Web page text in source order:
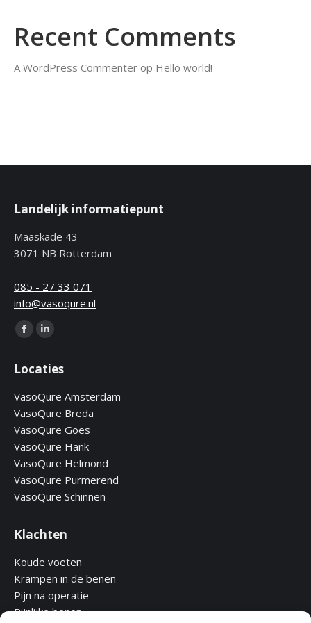
Recent Comments
A WordPress Commenter op Hello world!
Landelijk informatiepunt
Maaskade 43
3071 NB Rotterdam
085 - 27 33 071
info@vasoqure.nl
Find us on:
Facebook
opens
new
window
Linkedin
opens
in
new
window
Locaties
VasoQure Amsterdam
VasoQure Breda
VasoQure Goes
VasoQure Hank
VasoQure Helmond
VasoQure Purmerend
VasoQure Schinnen
Klachten
Koude voeten
Krampen in de benen
Pijn na operatie
Pijnlijke benen